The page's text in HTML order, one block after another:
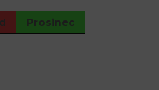
Prosinec